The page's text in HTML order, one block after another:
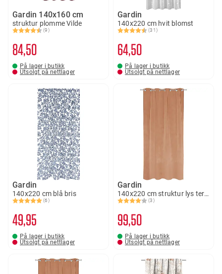
Gardin 140x160 cm
struktur plomme Vilde
Karakter:
(9)
4.8 av 5 mulige
8450
På lager i butikk
Utsolgt på nettlager
Gardin
140x220 cm hvit blomst
Karakter:
(31)
4.5 av 5 mulige
6450
På lager i butikk
Utsolgt på nettlager
Gardin
140x220 cm blå bris
Karakter:
(6)
5.0 av 5 mulige
49 95
På lager i butikk
Utsolgt på nettlager
Gardin
140x220 cm struktur lys terracotta Vilde
Karakter:
(3)
4.0 av 5 mulige
99 50
På lager i butikk
Utsolgt på nettlager